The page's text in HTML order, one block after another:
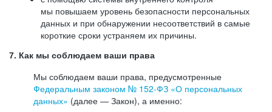
мы повышаем уровень безопасности персональных
данных и при обнаружении несоответствий в самые
короткие сроки устраняем их причины.
7. Как мы соблюдаем ваши права
Мы соблюдаем ваши права, предусмотренные
Федеральным законом № 152-ФЗ «О персональных
данных» (далее — Закон), а именно: